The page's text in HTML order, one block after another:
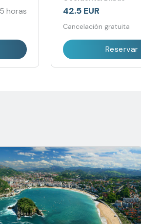
horas 42.5 EUR
Cancelación gratuita
Reservar